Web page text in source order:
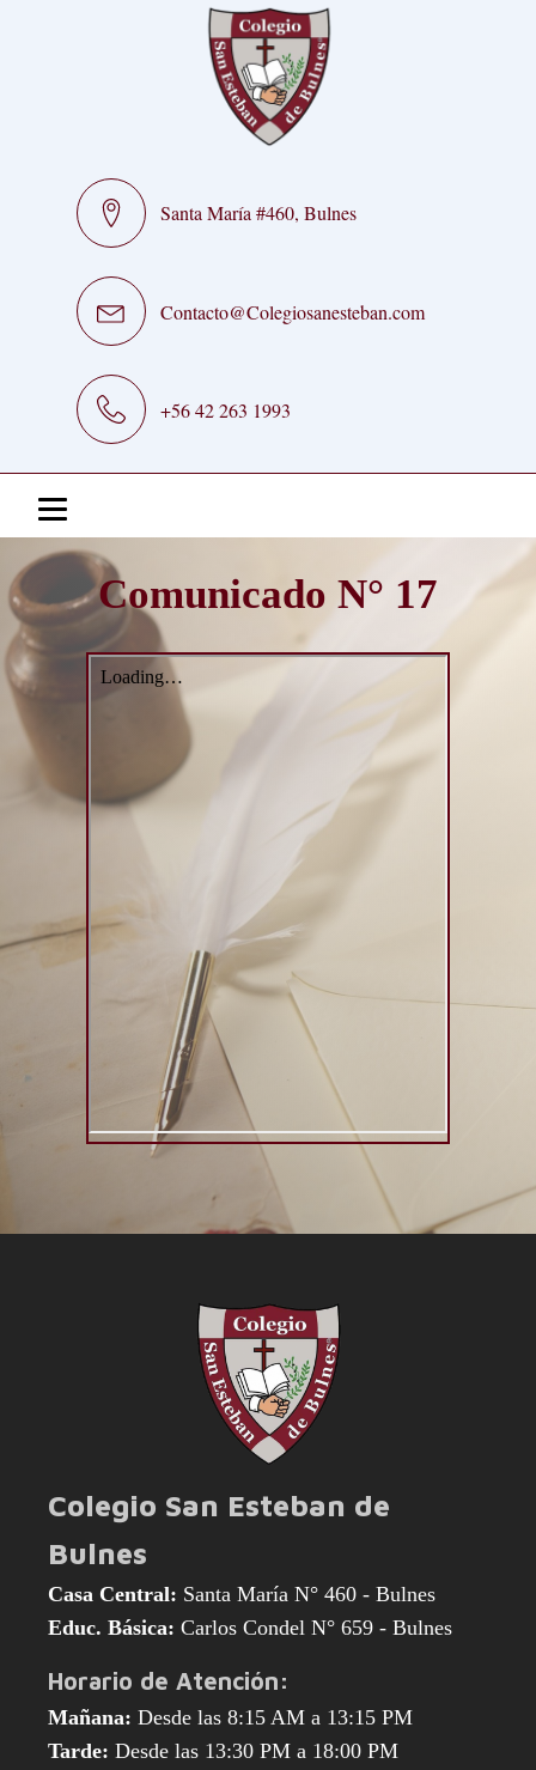
Santa María #460, Bulnes
Contacto@Colegiosanesteban.com
+56 42 263 1993
Comunicado N° 17
Colegio San Esteban de
Bulnes
Casa Central: Santa María N° 460 - Bulnes
Educ. Básica: Carlos Condel N° 659 - Bulnes
Horario de Atención:
Mañana: Desde las 8:15 AM a 13:15 PM
Tarde: Desde las 13:30 PM a 18:00 PM